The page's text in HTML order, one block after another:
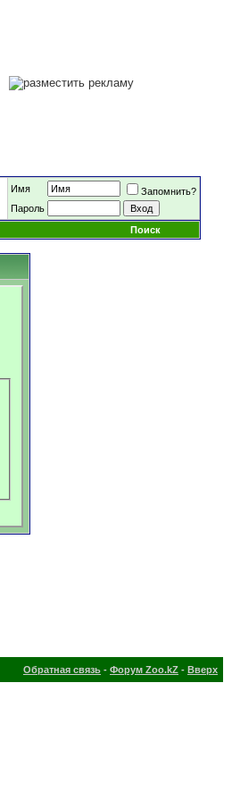
Имя
Запомнить?
Пароль
Поиск
Обратная связь - Форум Zoo.kZ - Вверх